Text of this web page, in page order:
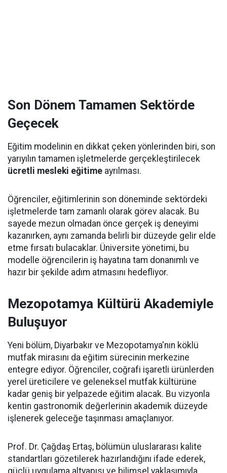
Son Dönem Tamamen Sektörde
Geçecek
Eğitim modelinin en dikkat çeken yönlerinden biri, son
yarıyılın tamamen işletmelerde gerçekleştirilecek
ücretli mesleki eğitime ayrılması.
Öğrenciler, eğitimlerinin son döneminde sektördeki
işletmelerde tam zamanlı olarak görev alacak. Bu
sayede mezun olmadan önce gerçek iş deneyimi
kazanırken, aynı zamanda belirli bir düzeyde gelir elde
etme fırsatı bulacaklar. Üniversite yönetimi, bu
modelle öğrencilerin iş hayatına tam donanımlı ve
hazır bir şekilde adım atmasını hedefliyor.
Mezopotamya Kültürü Akademiyle
Buluşuyor
Yeni bölüm, Diyarbakır ve Mezopotamya'nın köklü
mutfak mirasını da eğitim sürecinin merkezine
entegre ediyor. Öğrenciler, coğrafi işaretli ürünlerden
yerel üreticilere ve geleneksel mutfak kültürüne
kadar geniş bir yelpazede eğitim alacak. Bu vizyonla
kentin gastronomik değerlerinin akademik düzeyde
işlenerek geleceğe taşınması amaçlanıyor.
Prof. Dr. Çağdaş Ertaş, bölümün uluslararası kalite
standartları gözetilerek hazırlandığını ifade ederek,
güçlü uygulama altyapısı ve bilimsel yaklaşımıyla